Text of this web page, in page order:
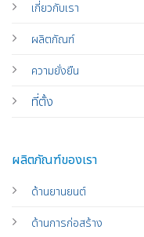
เกี่ยวกับเรา
ผลิตภัณฑ์
ความยั่งยืน
ที่ตั้ง
ผลิตภัณฑ์ของเรา
ด้านยานยนต์
ด้านการก่อสร้าง